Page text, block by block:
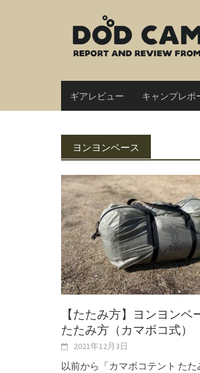
ギアレビュー キャンプレポ
ヨンヨンベース
【たたみ方】ヨンヨンベ
たたみ方（カマボコ式）
2021年12月3日
以前から「カマボコテント た